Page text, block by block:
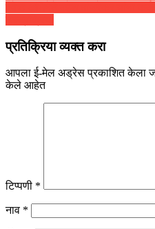
प्रतिक्रिया व्यक्त करा
आपला ई-मेल अड्रेस प्रकाशित केला
केले आहेत
टिप्पणी *
नाव *